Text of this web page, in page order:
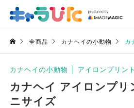
全商品 カナヘイの小動物 カ
カナヘイの小動物 アイロンプリン
カナヘイ アイロンプリ
ニサイズ